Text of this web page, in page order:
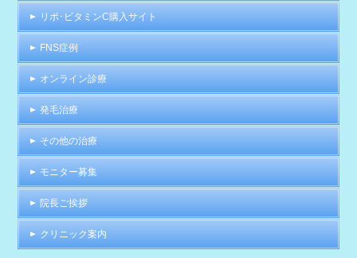
リポ･ビタミンC購入サイト
FNS症例
オンライン診療
発毛治療
その他の治療
モニター募集
院長ご挨拶
クリニック案内